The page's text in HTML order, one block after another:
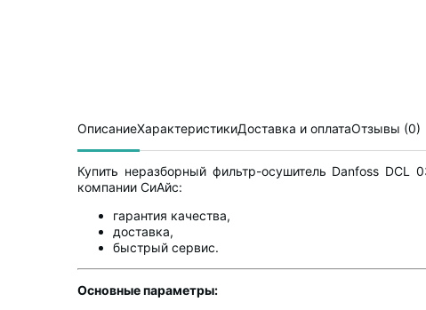
ОписаниеХарактеристикиДоставка и оплатаОтзывы (0)
Купить неразборный фильтр-осушитель Danfoss
компании СиАйс:
гарантия качества,
доставка,
быстрый сервис.
Основные параметры: